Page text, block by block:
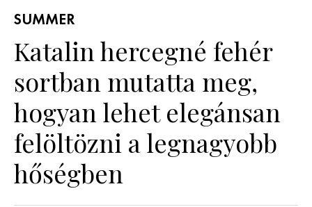
SZÉPSÉG
PSZICHÉ
ÉLETMÓD
SUMMER
Katalin hercegné fehér
sortban mutatta meg,
hogyan lehet elegánsan
felöltözni a legnagyobb
hőségben